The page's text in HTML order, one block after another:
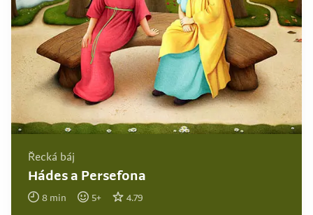
Řecká báj
Hádes a Persefona
8 min 5+ 4.79